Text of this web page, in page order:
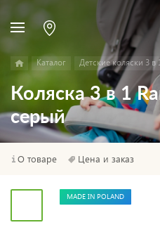
Каталог Детские коляски 3 в
Коляска 3 в 1
серый
О товаре Цена и заказ
MADE IN POLAND